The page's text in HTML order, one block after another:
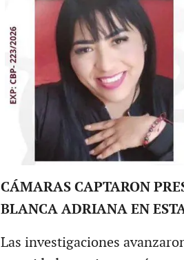
CÁMARAS CAPTARON
BLANCA ADRIANA EN
Las investigaciones